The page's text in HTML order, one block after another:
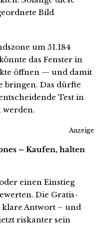
Bild
um 51.184
das Fenster in
öffnen — und damit
bringen. Das dürfte
Test in
werden.
Anzeige
– Kaufen, halten
einen Einstieg
Die Gratis-
klare Antwort – und
riskanter sein